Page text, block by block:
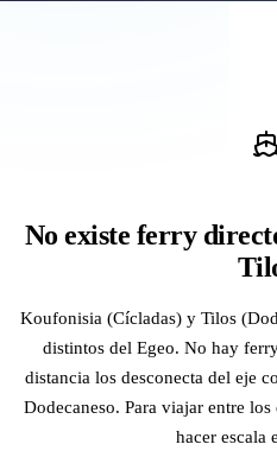
No existe ferry
Koufonisia (Cícladas) y Tilos
distintos del Egeo. No hay
distancia los desconecta del eje
Dodecaneso. Para viajar entre
hacer escala